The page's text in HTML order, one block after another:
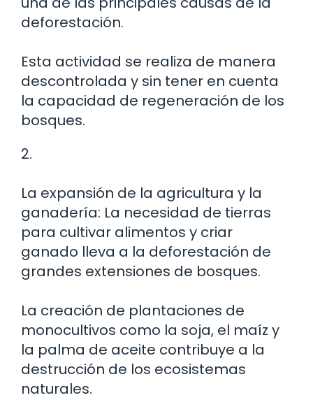
deforestación.
Esta actividad se realiza de manera
descontrolada y sin tener en cuenta
la capacidad de regeneración de los
bosques.
2.
La expansión de la agricultura y la
ganadería: La necesidad de tierras
para cultivar alimentos y criar
ganado lleva a la deforestación de
grandes extensiones de bosques.
La creación de plantaciones de
monocultivos como la soja, el maíz y
la palma de aceite contribuye a la
destrucción de los ecosistemas
naturales.